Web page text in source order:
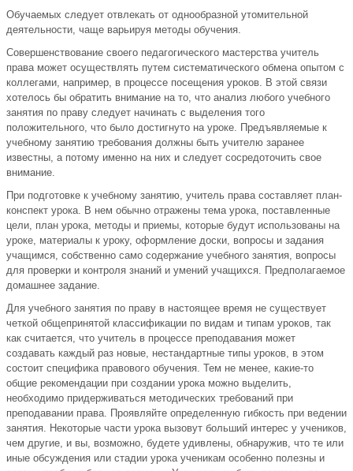
Обучаемых следует отвлекать от однообразной утомительной
деятельности, чаще варьируя методы обучения.
Совершенствование своего педагогического мастерства учитель
права может осуществлять путем систематического обмена опытом с
коллегами, например, в процессе посещения уроков. В этой связи
хотелось бы обратить внимание на то, что анализ любого учебного
занятия по праву следует начинать с выделения того
положительного, что было достигнуто на уроке. Предъявляемые к
учебному занятию требования должны быть учителю заранее
известны, а потому именно на них и следует сосредоточить свое
внимание.
При подготовке к учебному занятию, учитель права составляет план-
конспект урока. В нем обычно отражены тема урока, поставленные
цели, план урока, методы и приемы, которые будут использованы на
уроке, материалы к уроку, оформление доски, вопросы и задания
учащимся, собственно само содержание учебного занятия, вопросы
для проверки и контроля знаний и умений учащихся. Предполагаемое
домашнее задание.
Для учебного занятия по праву в настоящее время не существует
четкой общепринятой классификации по видам и типам уроков, так
как считается, что учитель в процессе преподавания может
создавать каждый раз новые, нестандартные типы уроков, в этом
состоит специфика правового обучения. Тем не менее, какие-то
общие рекомендации при создании урока можно выделить,
необходимо придерживаться методических требований при
преподавании права. Проявляйте определенную гибкость при ведении
занятия. Некоторые части урока вызовут больший интерес у учеников,
чем другие, и вы, возможно, будете удивлены, обнаружив, что те или
иные обсуждения или стадии урока ученикам особенно полезны и